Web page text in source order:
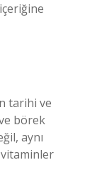
tarihi ve
börek
aynı